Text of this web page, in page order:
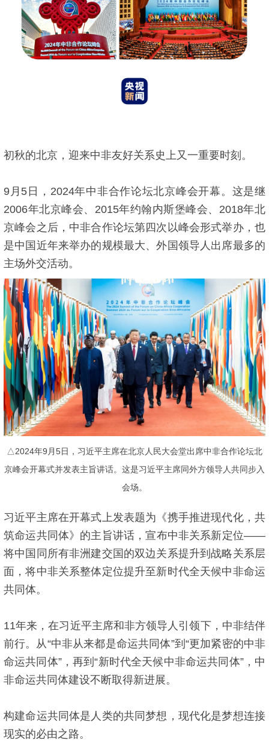
初秋的北京，迎来中非友好关系史上又一重要时刻。
9月5日，2024年中非合作论坛北京峰会开幕。这是继
2006年北京峰会、2015年约翰内斯堡峰会、2018年北
京峰会之后，中非合作论坛第四次以峰会形式举办，也
是中国近年来举办的规模最大、外国领导人出席最多的
主场外交活动。
△2024年9月5日，习近平主席在北京人民大会堂出席中非合作论坛北
京峰会开幕式并发表主旨讲话。这是习近平主席同外方领导人共同步入
会场。
习近平主席在开幕式上发表题为《携手推进现代化，共
筑命运共同体》的主旨讲话，宣布中非关系新定位——
将中国同所有非洲建交国的双边关系提升到战略关系层
面，将中非关系整体定位提升至新时代全天候中非命运
共同体。
11年来，在习近平主席和非方领导人引领下，中非结伴
前行。从“中非从来都是命运共同体”到“更加紧密的中非
命运共同体”，再到“新时代全天候中非命运共同体”，中
非命运共同体建设不断取得新进展。
构建命运共同体是人类的共同梦想，现代化是梦想连接
现实的必由之路。